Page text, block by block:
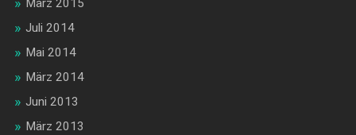
März 2015
Juli 2014
Mai 2014
März 2014
Juni 2013
März 2013